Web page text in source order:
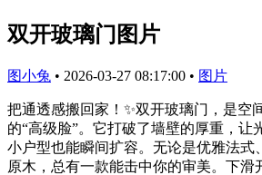
双开玻璃门图片
图小兔 • 2026-03-27 08:17:00 • 图片
把通透感搬回家！✨双开玻璃门，是空
的“高级脸”。它打破了墙壁的厚重，让
小户型也能瞬间扩容。无论是优雅法式
原木，总有一款能击中你的审美。下滑